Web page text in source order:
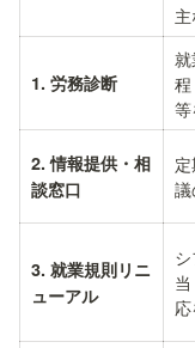
1. 労務診断
2. 情報提供・相
談窓口
3. 就業規則リニ
ューアル